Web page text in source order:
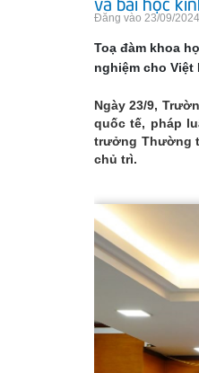
Đăng vào 23/09/2024
Toạ đàm khoa
nghiệm cho Việt
Ngày 23/9,
quốc tế, pháp
trưởng Thường
chủ trì.